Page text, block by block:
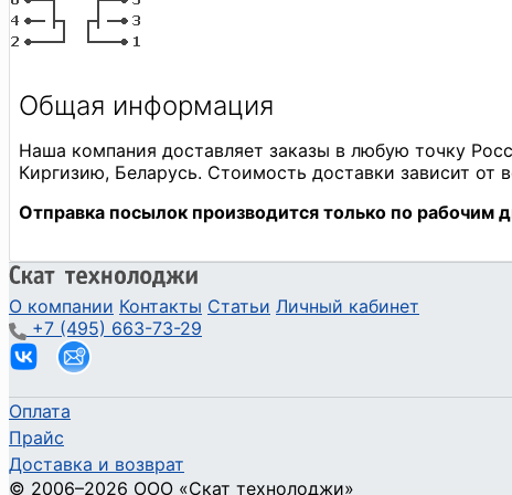
О компании Контакты Статьи Личный кабинет
+7 (495) 663-73-29
Оплата
Прайс
Доставка и возврат
© 2006–2026 ООО «Скат технолоджи»